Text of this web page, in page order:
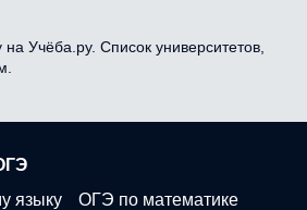
Учёба.ру. Список университетов,
языку
ОГЭ по математике